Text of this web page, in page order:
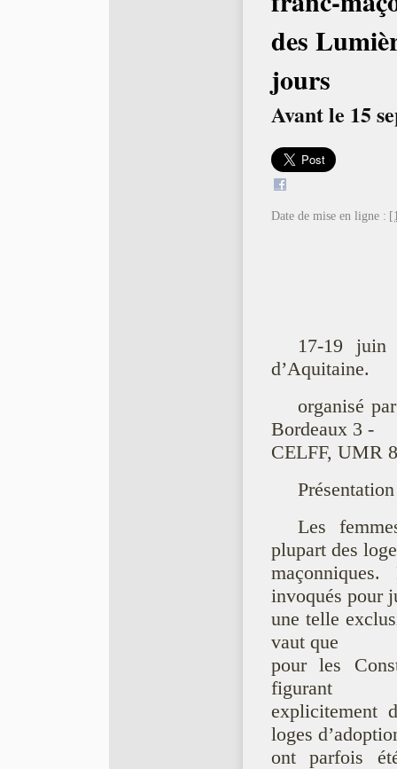
des
jours
Avant le 15
Date de mise en ligne :
17-19 juin
d’Aquitaine.
organisé
Bordeaux 3 -
CELFF, UMR
Les
plupart des
invoqués pour
une telle
vaut que
pour les
figurant
explicitement
loges
ont parfois